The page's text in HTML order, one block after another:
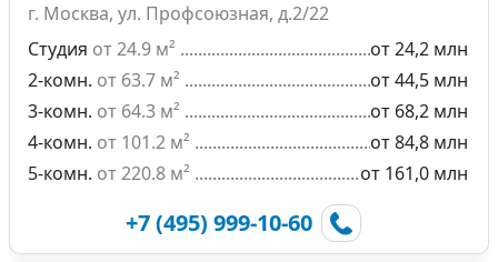
г. Москва, ул. Профсоюзная, д.2/22
Студия от 24.9 м²
от 24,2 млн
2-комн. от 63.7 м²
от 44,5 млн
3-комн. от 64.3 м²
от 68,2 млн
4-комн. от 101.2 м²
от 84,8 млн
5-комн. от 220.8 м² от 161,0 млн
+7 (495) 999-10-60